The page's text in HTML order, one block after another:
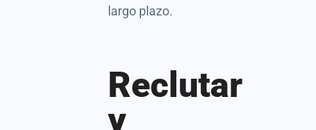
largo plazo.
Reclutar
y